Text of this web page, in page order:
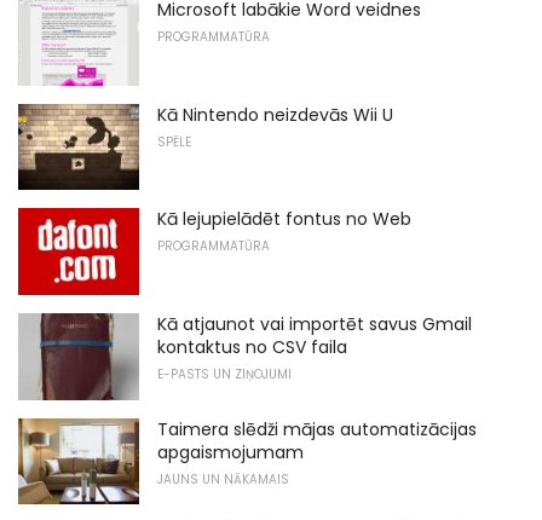
Microsoft labākie Word veidnes
PROGRAMMATŪRA
Kā Nintendo neizdevās Wii U
SPĒLE
Kā lejupielādēt fontus no Web
PROGRAMMATŪRA
Kā atjaunot vai importēt savus Gmail
kontaktus no CSV faila
E-PASTS UN ZIŅOJUMI
Taimera slēdži mājas automatizācijas
apgaismojumam
JAUNS UN NĀKAMAIS